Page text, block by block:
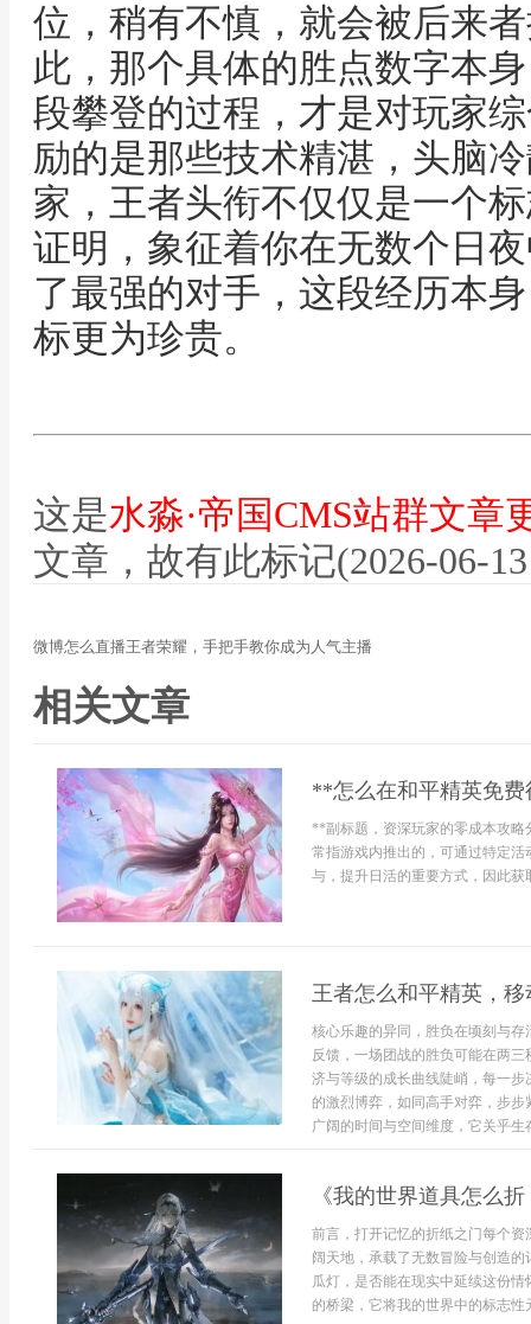
位，稍有不慎，就会被后来
此，那个具体的胜点数字本
段攀登的过程，才是对玩家
励的是那些技术精湛，头脑
家，王者头衔不仅仅是一个
证明，象征着你在无数个日
了最强的对手，这段经历本
标更为珍贵。
这是水淼·帝国CMS站群文章
文章，故有此标记(2026-06-
微博怎么直播王者荣耀，手把手教你成为人气主播
相关文章
**怎么在和平精英免
**副标题，资深玩家的零成本攻
常指游戏内推出的，可通过特定
与，提升日活的重要方式，因此
王者怎么和平精英，
核心乐趣的异同，胜负在顷刻与
反馈，一场团战的胜负可能在两
济与等级的成长曲线陡峭，每一
的激烈博弈，如同高手对弈，步
广阔的时间与空间维度，它关乎生
《我的世界道具怎么
前言，打开记忆的折纸之门每个
阔天地，承载了无数冒险与创造
瓜灯，是否能在现实中延续这份
的桥梁，它将我的世界中的标志性